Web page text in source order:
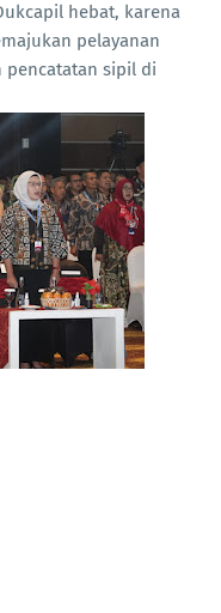
hebat, karena
pelayanan
pencatatan sipil di